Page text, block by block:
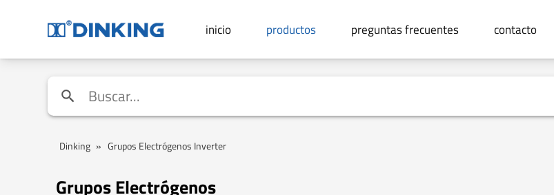
inicio productos preguntas frecuentes contacto
Dinking » Grupos Electrógenos Inverter
Grupos Electrógenos